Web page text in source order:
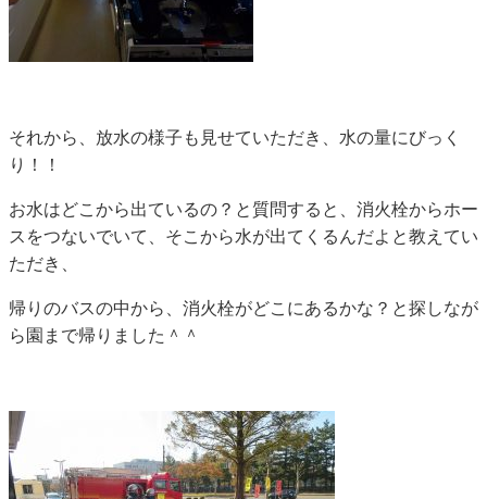
それから、放水の様子も見せていただき、水の量にびっく
り！！
お水はどこから出ているの？と質問すると、消火栓からホー
スをつないでいて、そこから水が出てくるんだよと教えてい
ただき、
帰りのバスの中から、消火栓がどこにあるかな？と探しなが
ら園まで帰りました＾＾